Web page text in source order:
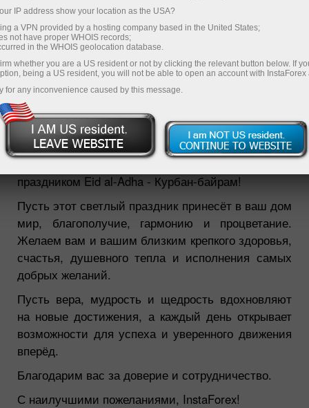
27.05.2026 02:07 PM
Уважаемые клиенты!
Компания InstaForex сердечно поздравляет вас с
праздником Eid al-Adha - Курбан-байрам!
Пусть этот светлый праздник принесёт в ваш дом
мир, благополучие, гармонию и процветание.
Желаем вам и вашим близким крепкого здоровья,
счастья, душевного тепла и исполнения самых
добрых желаний.
Пусть вера, мудрость и щедрость вдохновляют
на новые достижения, а каждый день открывает
возможности для успеха и уверенного движения
вперёд.
Благодарим вас за доверие и сотрудничество.
С наилучшими пожеланиями, InstaForex!
IP address show your location as the USA?
a VPN provided by a hosting company based in the United States;
not have proper WHOIS records;
in the WHOIS geolocation database.
whether you are a US resident or not by clicking the relevant button below. If
being a US resident, you will not be able to open an account with InstaForex
for any inconvenience caused by this message.